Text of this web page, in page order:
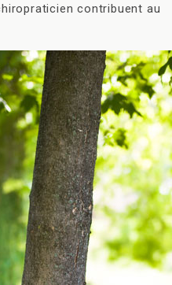
contribuent au